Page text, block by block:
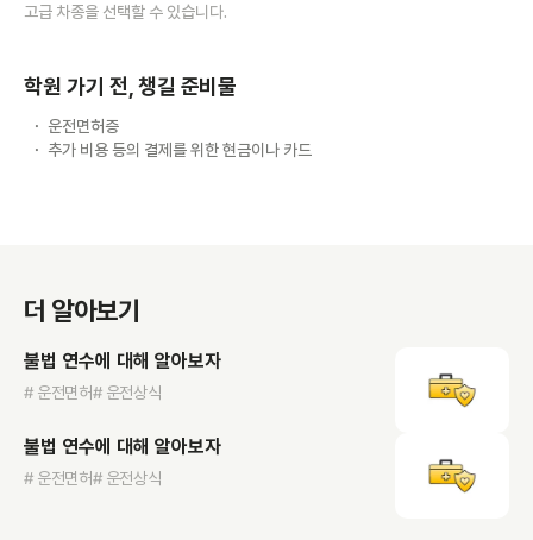
고급 차종을 선택할 수 있습니다.
학원 가기 전, 챙길 준비물
운전면허증
추가 비용 등의 결제를 위한 현금이나 카드
더 알아보기
불법 연수에 대해 알아보자
# 운전면허# 운전상식
불법 연수에 대해 알아보자
# 운전면허# 운전상식